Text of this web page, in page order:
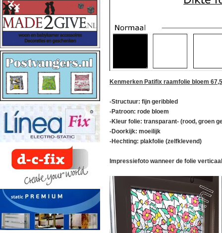
Kenmerken Patifix raamfolie bloem
-Structuur: fijn geribbled
-Patroon: rode bloem
-Kleur folie: transparant- (rood, groen
-Doorkijk: moeilijk
-Hechting: plakfolie (zelfklevend)
Impressiefoto wanneer de folie